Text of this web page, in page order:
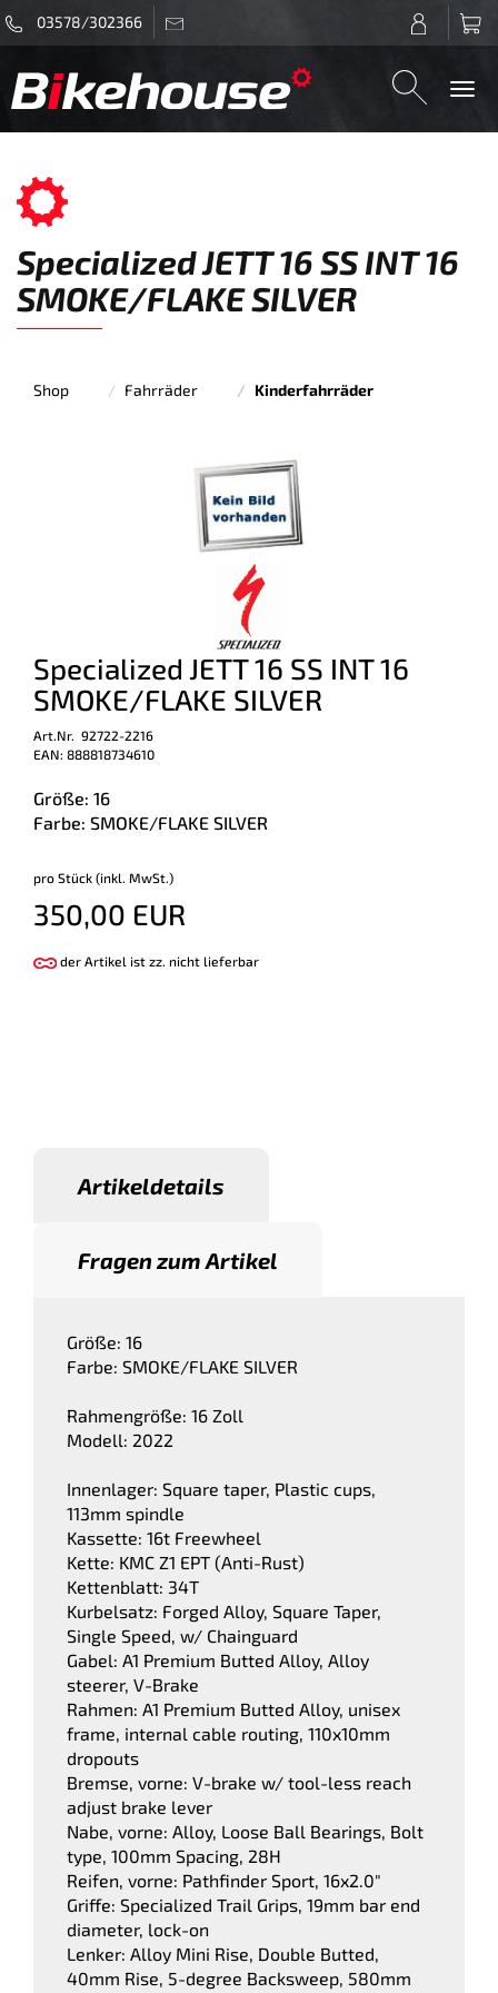
03578/302366
Specialized JETT 16 SS INT 16
SMOKE/FLAKE SILVER
Shop Fahrräder Kinderfahrräder
Specialized JETT 16 SS INT 16
SMOKE/FLAKE SILVER
Art.Nr. 92722-2216
EAN: 888818734610
Größe: 16
Farbe: SMOKE/FLAKE SILVER
pro Stück (inkl. MwSt.)
350,00 EUR
der Artikel ist zz. nicht lieferbar
Artikeldetails
Fragen zum Artikel
Größe: 16
Farbe: SMOKE/FLAKE SILVER
Rahmengröße: 16 Zoll
Modell: 2022
Innenlager: Square taper, Plastic cups,
113mm spindle
Kassette: 16t Freewheel
Kette: KMC Z1 EPT (Anti-Rust)
Kettenblatt: 34T
Kurbelsatz: Forged Alloy, Square Taper,
Single Speed, w/ Chainguard
Gabel: A1 Premium Butted Alloy, Alloy
steerer, V-Brake
Rahmen: A1 Premium Butted Alloy, unisex
frame, internal cable routing, 110x10mm
dropouts
Bremse, vorne: V-brake w/ tool-less reach
adjust brake lever
Nabe, vorne: Alloy, Loose Ball Bearings, Bolt
type, 100mm Spacing, 28H
Reifen, vorne: Pathfinder Sport, 16x2.0"
Griffe: Specialized Trail Grips, 19mm bar end
diameter, lock-on
Lenker: Alloy Mini Rise, Double Butted,
40mm Rise, 5-degree Backsweep, 580mm